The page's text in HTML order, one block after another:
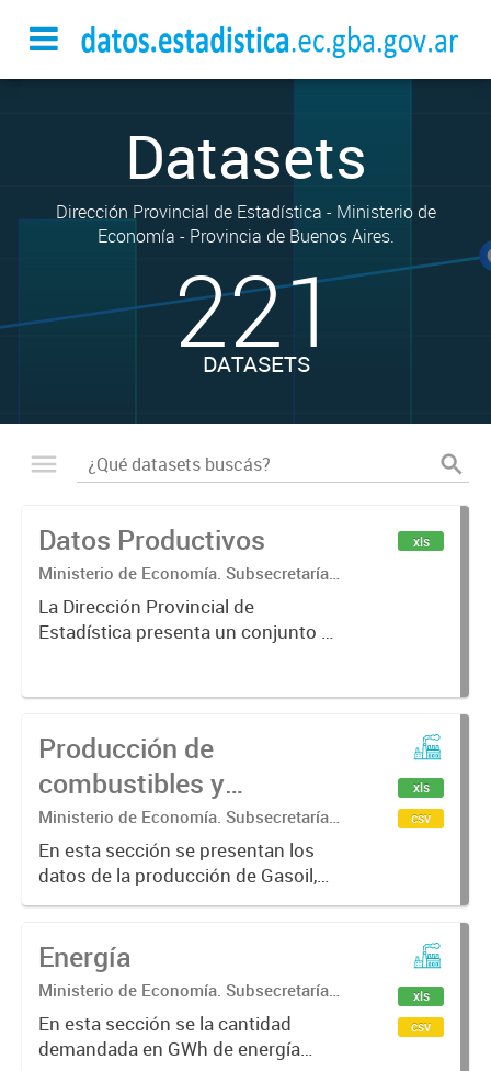
Datasets
Dirección Provincial de Estadística - Ministerio de
Economía - Provincia de Buenos Aires.
221
DATASETS
Datos Productivos
Ministerio de Economía. Subsecretaría
de Coordinación Económica y
Estadística. Dirección Provincial de
Estadística.
La Dirección Provincial de
Estadística presenta un conjunto de
determinados sectores industriales
de la provincia de Buenos Aires. El
objetivo...
xls
Producción de
combustibles y
derivados
Ministerio de Economía. Subsecretaría
de Coordinación Económica y
Estadística. Dirección Provincial de
Estadística.
En esta sección se presentan los
datos de la producción de Gasoil,
Nafta, Biodiesel y Asfalto
xls
csv
Energía
Ministerio de Economía. Subsecretaría
de Coordinación Económica y
Estadística. Dirección Provincial de
Estadística.
En esta sección se la cantidad
demandada en GWh de energía
xls
csv